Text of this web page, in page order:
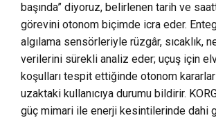
başında” diyoruz, belirlenen tarih ve
görevini otonom biçimde icra eder.
algılama sensörleriyle rüzgâr, sıcaklık,
verilerini sürekli analiz eder; uçuş için
koşulları tespit ettiğinde otonom kararlar
uzaktaki kullanıcıya durumu bildirir.
güç mimari ile enerji kesintilerinde dahi